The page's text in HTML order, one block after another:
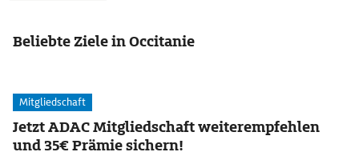
Beliebte Ziele in Occitanie
Mitgliedschaft
Jetzt ADAC Mitgliedschaft weiterempfehlen
und 35€ Prämie sichern!